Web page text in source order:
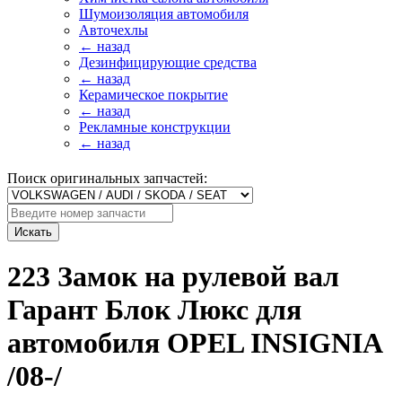
Шумоизоляция автомобиля
Авточехлы
← назад
Дезинфицирующие средства
← назад
Керамическое покрытие
← назад
Рекламные конструкции
← назад
Поиск оригинальных запчастей:
Искать
223 Замок на рулевой вал
Гарант Блок Люкс для
автомобиля OPEL INSIGNIA
/08-/